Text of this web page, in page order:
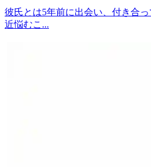
彼氏とは5年前に出会い、付き合
近悩むこ...